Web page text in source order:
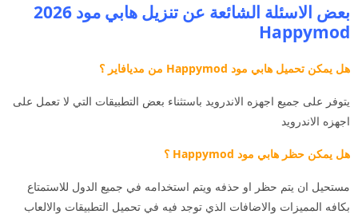
بعض الاسئلة الشائعة عن تنزيل هابي مود 2026
Happymod
هل يمكن تحميل هابي مود Happymod من مديافاير ؟
يتوفر على جميع اجهزه الاندرويد باستثناء بعض التطبيقات التي لا تعمل على
اجهزه الاندرويد
هل يمكن حظر هابي مود Happymod ؟
مستحيل ان يتم حظر او حذفه ويتم استخدامه في جميع الدول للاستمتاع
بكافه المميزات والاضافات الذي توجد فيه في تحميل التطبيقات والالعاب